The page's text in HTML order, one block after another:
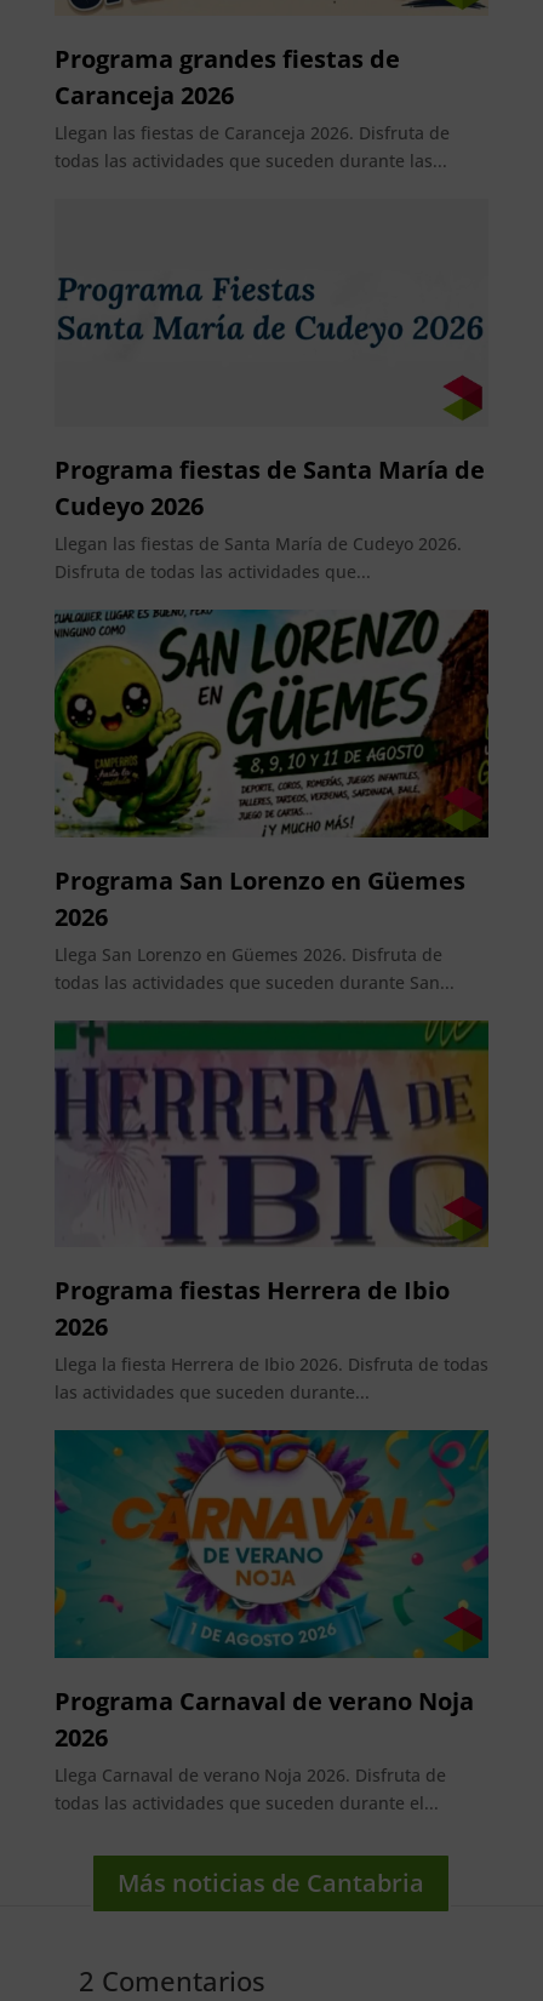
Programa grandes fiestas de
Caranceja 2026
Llegan las fiestas de Caranceja 2026. Disfruta de
todas las actividades que suceden durante las...
Programa fiestas de Santa María de
Cudeyo 2026
Llegan las fiestas de Santa María de Cudeyo 2026.
Disfruta de todas las actividades que...
Programa San Lorenzo en Güemes
2026
Llega San Lorenzo en Güemes 2026. Disfruta de
todas las actividades que suceden durante San...
Programa fiestas Herrera de Ibio
2026
Llega la fiesta Herrera de Ibio 2026. Disfruta de todas
las actividades que suceden durante...
Programa Carnaval de verano Noja
2026
Llega Carnaval de verano Noja 2026. Disfruta de
todas las actividades que suceden durante el...
Más noticias de Cantabria
2 Comentarios